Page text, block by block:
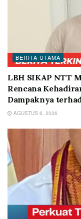
BERITA UTAMA
LBH SIKAP NTT
Rencana
Dampaknya
AGUSTUS 6, 2026